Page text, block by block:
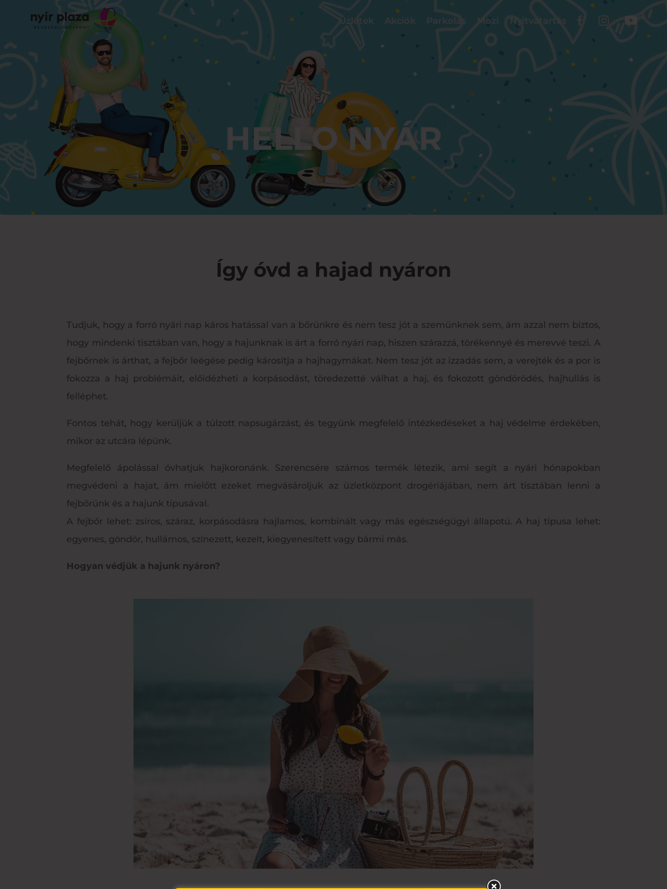
Üzletek Akciók Parkolás Mozi Nyitvatartás
HELLO NYÁR
Így óvd a hajad nyáron
Tudjuk, hogy a forró nyári nap káros hatással van a bőrünkre és nem tesz jót a szemünknek sem, ám azzal nem biztos,
hogy mindenki tisztában van, hogy a hajunknak is árt a forró nyári nap, hiszen szárazzá, törékennyé és merevvé teszi. A
fejbőrnek is árthat, a fejbőr leégése pedig károsítja a hajhagymákat. Nem tesz jót az izzadás sem, a verejték és a por is
fokozza a haj problémáit, előidézheti a korpásodást, töredezetté válhat a haj, és fokozott göndörödés, hajhullás is
felléphet.
Fontos tehát, hogy kerüljük a túlzott napsugárzást, és tegyünk megfelelő intézkedéseket a haj védelme érdekében,
mikor az utcára lépünk.
Megfelelő ápolással óvhatjuk hajkoronánk. Szerencsére számos termék létezik, ami segít a nyári hónapokban
megvédeni a hajat, ám mielőtt ezeket megvásároljuk az üzletközpont drogériájában, nem árt tisztában lenni a
fejbőrünk és a hajunk típusával.
A fejbőr lehet: zsíros, száraz, korpásodásra hajlamos, kombinált vagy más egészségügyi állapotú. A haj típusa lehet:
egyenes, göndör, hullámos, színezett, kezelt, kiegyenesített vagy bármi más.
Hogyan védjük a hajunk nyáron?